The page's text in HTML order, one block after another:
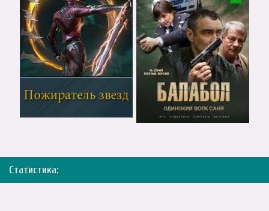
Статистика: